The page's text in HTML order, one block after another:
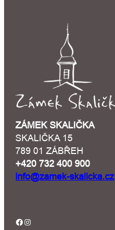
ZÁMEK SKALIČKA
SKALIČKA 15
789 01 ZÁBŘEH
+420 732 400 900
info@zamek-skalicka.cz
Facebook
Instagram